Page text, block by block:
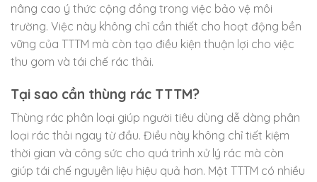
nâng cao ý thức cộng đồng trong việc bảo vệ môi
trường. Việc này không chỉ cần thiết cho hoạt động bền
vững của TTTM mà còn tạo điều kiện thuận lợi cho việc
thu gom và tái chế rác thải.
Tại sao cần thùng rác TTTM?
Thùng rác phân loại giúp người tiêu dùng dễ dàng phân
loại rác thải ngay từ đầu. Điều này không chỉ tiết kiệm
thời gian và công sức cho quá trình xử lý rác mà còn
giúp tái chế nguyên liệu hiệu quả hơn. Một TTTM có nhiều